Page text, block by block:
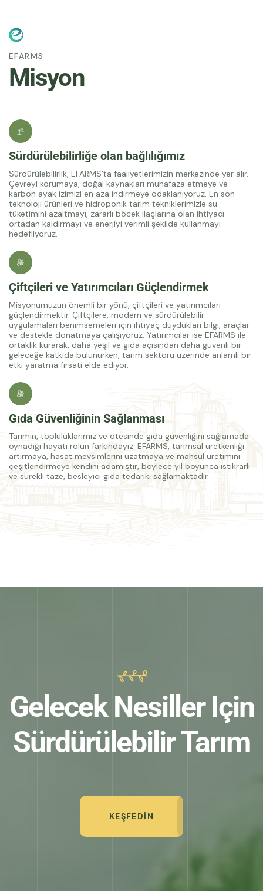
EFARMS
Misyon
Sürdürülebilirliğe olan bağlılığımız
Sürdürülebilirlik, EFARMS'ta faaliyetlerimizin merkezinde yer alır.
Çevreyi korumaya, doğal kaynakları muhafaza etmeye ve
karbon ayak izimizi en aza indirmeye odaklanıyoruz. En son
teknoloji ürünleri ve hidroponik tarım tekniklerimizle su
tüketimini azaltmayı, zararlı böcek ilaçlarına olan ihtiyacı
ortadan kaldırmayı ve enerjiyi verimli şekilde kullanmayı
hedefliyoruz.
Çiftçileri ve Yatırımcıları Güçlendirmek
Misyonumuzun önemli bir yönü, çiftçileri ve yatırımcıları
güçlendirmektir. Çiftçilere, modern ve sürdürülebilir
uygulamaları benimsemeleri için ihtiyaç duydukları bilgi, araçlar
ve destekle donatmaya çalışıyoruz. Yatırımcılar ise EFARMS ile
ortaklık kurarak, daha yeşil ve gıda açısından daha güvenli bir
geleceğe katkıda bulunurken, tarım sektörü üzerinde anlamlı bir
etki yaratma fırsatı elde ediyor.
Gıda Güvenliğinin Sağlanması
Tarımın, topluluklarımız ve ötesinde gıda güvenliğini sağlamada
oynadığı hayati rolün farkındayız. EFARMS, tarımsal üretkenliği
artırmaya, hasat mevsimlerini uzatmaya ve mahsul üretimini
çeşitlendirmeye kendini adamıştır, böylece yıl boyunca istikrarlı
ve sürekli taze, besleyici gıda tedariki sağlamaktadır.
Gelecek Nesiller Için
Sürdürülebilir Tarım
KEŞFEDIN